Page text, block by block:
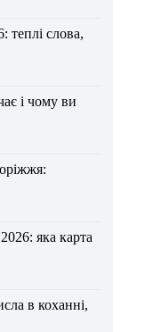
теплі слова,
і чому ви
яка карта
в коханні,